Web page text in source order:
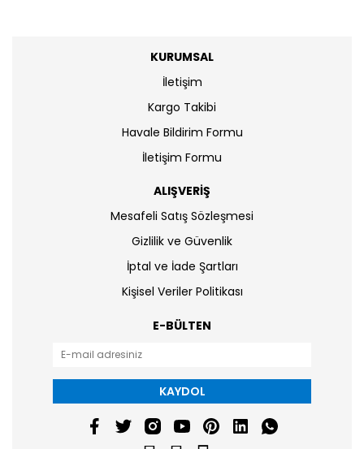
KURUMSAL
İletişim
Kargo Takibi
Havale Bildirim Formu
İletişim Formu
ALIŞVERİŞ
Mesafeli Satış Sözleşmesi
Gizlilik ve Güvenlik
İptal ve İade Şartları
Kişisel Veriler Politikası
E-BÜLTEN
KAYDOL